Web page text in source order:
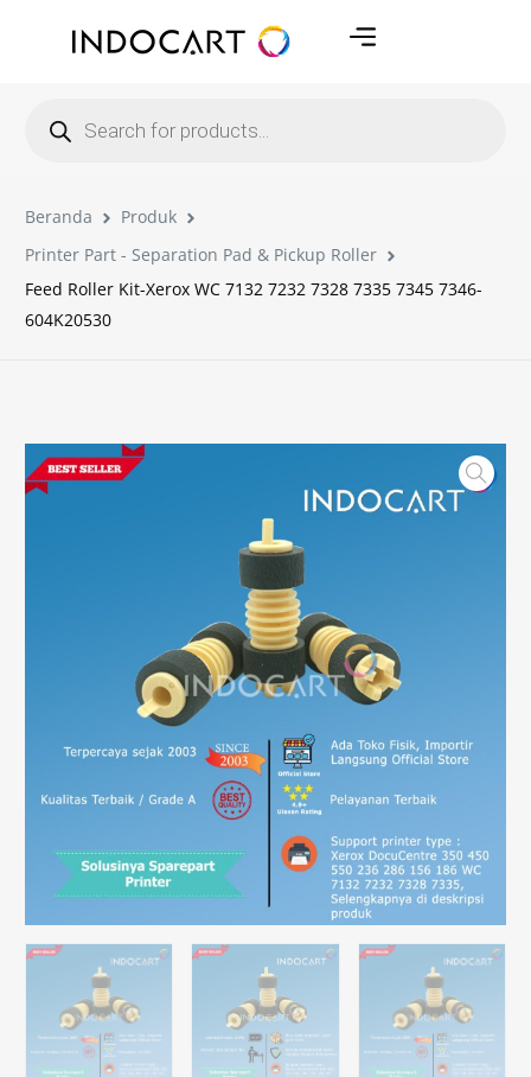
Beranda
Produk
Printer Part - Separation Pad & Pickup Roller
Feed Roller Kit-Xerox WC 7132 7232 7328 7335 7345 7346-
604K20530